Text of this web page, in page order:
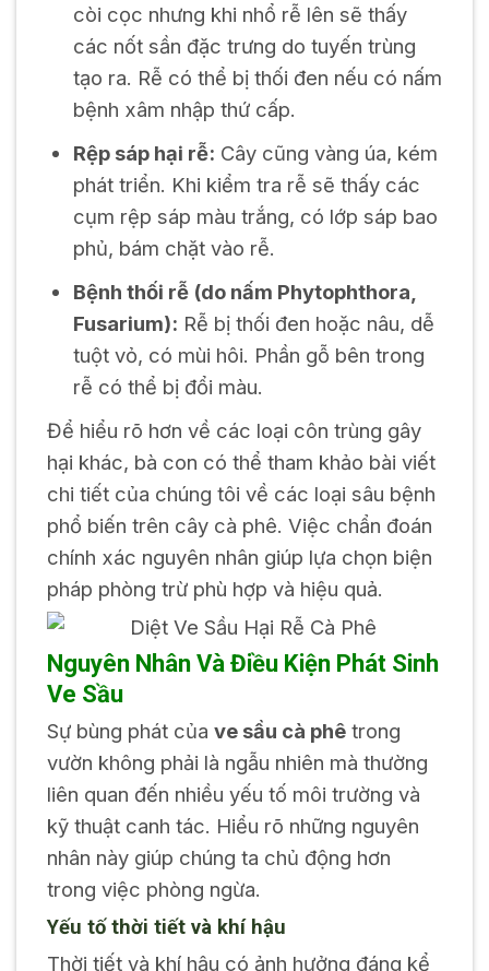
còi cọc nhưng khi nhổ rễ lên sẽ thấy
các nốt sần đặc trưng do tuyến trùng
tạo ra. Rễ có thể bị thối đen nếu có nấm
bệnh xâm nhập thứ cấp.
Rệp sáp hại rễ: Cây cũng vàng úa, kém
phát triển. Khi kiểm tra rễ sẽ thấy các
cụm rệp sáp màu trắng, có lớp sáp bao
phủ, bám chặt vào rễ.
Bệnh thối rễ (do nấm Phytophthora,
Fusarium): Rễ bị thối đen hoặc nâu, dễ
tuột vỏ, có mùi hôi. Phần gỗ bên trong
rễ có thể bị đổi màu.
Để hiểu rõ hơn về các loại côn trùng gây
hại khác, bà con có thể tham khảo bài viết
chi tiết của chúng tôi về các loại sâu bệnh
phổ biến trên cây cà phê. Việc chẩn đoán
chính xác nguyên nhân giúp lựa chọn biện
pháp phòng trừ phù hợp và hiệu quả.
Nguyên Nhân Và Điều Kiện Phát Sinh
Ve Sầu
Sự bùng phát của ve sầu cà phêtrong
vườn không phải là ngẫu nhiên mà thường
liên quan đến nhiều yếu tố môi trường và
kỹ thuật canh tác. Hiểu rõ những nguyên
nhân này giúp chúng ta chủ động hơn
trong việc phòng ngừa.
Yếu tố thời tiết và khí hậu
Thời tiết và khí hậu có ảnh hưởng đáng kể